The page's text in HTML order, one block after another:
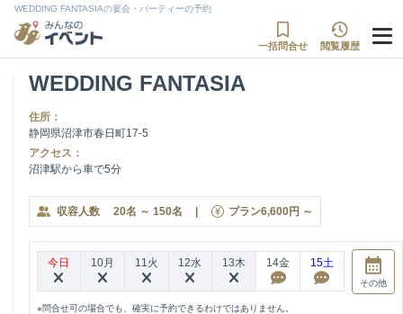
WEDDING FANTASIAの宴会・パーティーの予約
一括問合せ 閲覧履歴
WEDDING FANTASIA
住所：
静岡県沼津市春日町17-5
アクセス：
沼津駅から車で5分
収容人数 20名 ～ 150名 | プラン6,600円 ～
今日 10月 11火 12水 13木 14金 15土
その他
※問合せ可の場合でも、確実に予約できるわけではありません。